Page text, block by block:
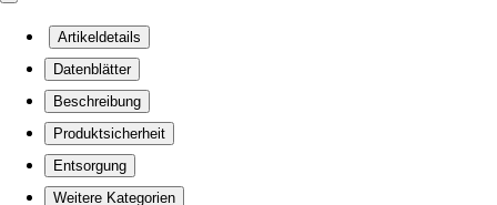
Artikeldetails
Datenblätter
Beschreibung
Produktsicherheit
Entsorgung
Weitere Kategorien